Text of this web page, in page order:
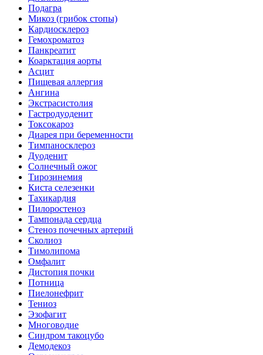
Подагра
Микоз (грибок стопы)
Кардиосклероз
Гемохроматоз
Панкреатит
Коарктация аорты
Асцит
Пищевая аллергия
Ангина
Экстрасистолия
Гастродуоденит
Токсокароз
Диарея при беременности
Тимпаносклероз
Дуоденит
Солнечный ожог
Тирозинемия
Киста селезенки
Тахикардия
Пилоростеноз
Тампонада сердца
Стеноз почечных артерий
Сколиоз
Тимолипома
Омфалит
Дистопия почки
Потница
Пиелонефрит
Тениоз
Эзофагит
Многоводие
Синдром такоцубо
Демодекоз